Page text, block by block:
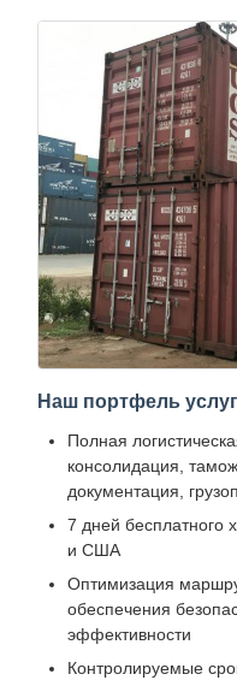
Наш портфель услуг
Полная
консолидация,
документация,
7 дней бесплатного
и США
Оптимизация
обеспечения
эффективности
Контролируемые